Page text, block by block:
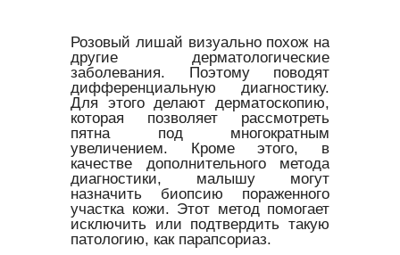
Розовый лишай визуально похож на
другие дерматологические
заболевания. Поэтому поводят
дифференциальную диагностику.
Для этого делают дерматоскопию,
которая позволяет рассмотреть
пятна под многократным
увеличением. Кроме этого, в
качестве дополнительного метода
диагностики, малышу могут
назначить биопсию пораженного
участка кожи. Этот метод помогает
исключить или подтвердить такую
патологию, как парапсориаз.